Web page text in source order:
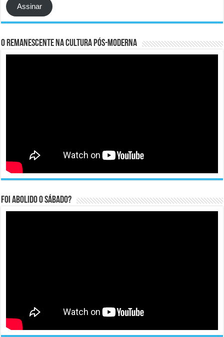
Assinar
O remanescente na cultura pós-moderna
Foi abolido o sábado?